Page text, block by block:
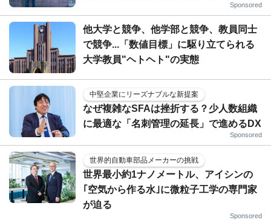
Sponsored
他大学と競争、他学部と競争、教員同士
で競争...「数値目標」に駆り立てられる
大学教員"ヘトヘト"の実態
中堅企業にリーズナブルな新提案
なぜ複雑なSFAは挫折する？少人数組織
に最適な「名刺管理の延長」で進めるDX
Sponsored
世界的自動車部品メーカーの挑戦
世界最小約1ナノメートル、アイシンの
｢空気から作る水｣に微粒子工学の専門家
が迫る
Sponsored